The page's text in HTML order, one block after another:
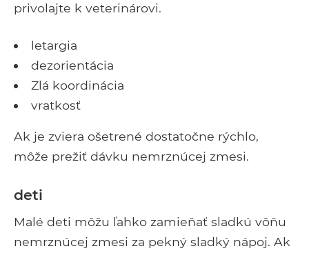
privolajte k veterinárovi.
letargia
dezorientácia
Zlá koordinácia
vratkosť
Ak je zviera ošetrené dostatočne rýchlo,
môže prežiť dávku nemrznúcej zmesi.
deti
Malé deti môžu ľahko zamieňať sladkú vôňu
nemrznúcej zmesi za pekný sladký nápoj. Ak